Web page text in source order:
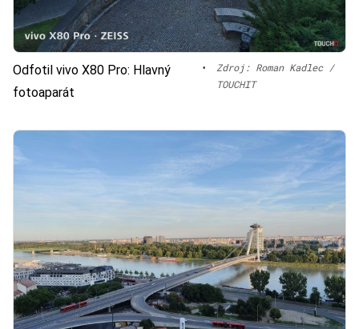
Odfotil vivo X80 Pro: Hlavný
fotoaparát
•
Zdroj: Roman Kadlec /
TOUCHIT